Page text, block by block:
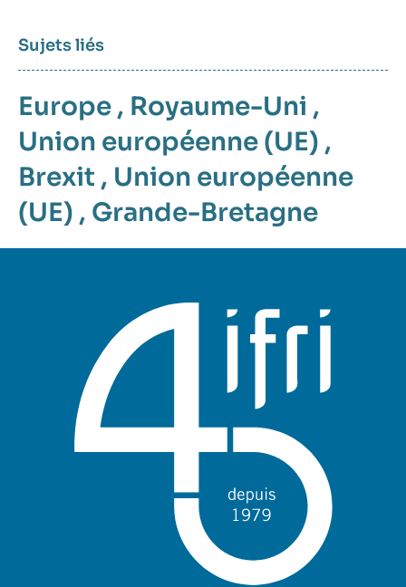
Sujets liés
Europe , Royaume-Uni ,
Union européenne (UE) ,
Brexit , Union européenne
(UE) , Grande-Bretagne